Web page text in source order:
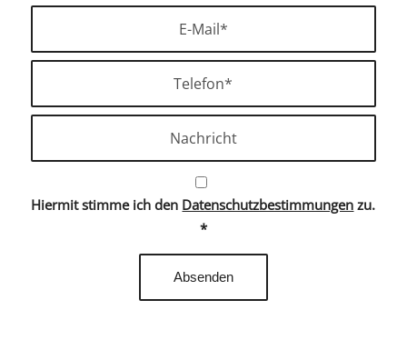
Hiermit stimme ich den Datenschutzbestimmungen zu.
*